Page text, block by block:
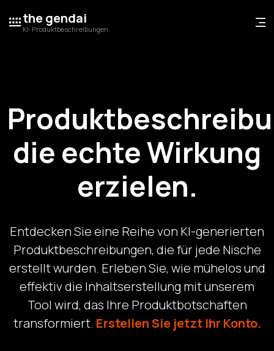
the gendai
KI-Produktbeschreibungen
die echte Wirkung
erzielen.
Entdecken Sie eine Reihe von KI-generierten
Produktbeschreibungen, die für jede Nische
erstellt wurden. Erleben Sie, wie mühelos und
effektiv die Inhaltserstellung mit unserem
Tool wird, das Ihre Produktbotschaften
transformiert. Erstellen Sie jetzt Ihr Konto.